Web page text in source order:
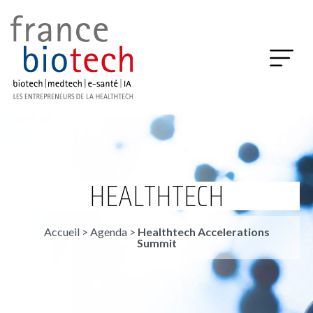
HEALTHTECH
Accueil> Agenda> Healthtech Accelerations
Summit